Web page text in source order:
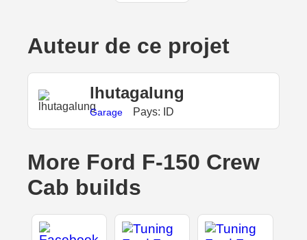
Auteur de ce projet
lhutagalung
Garage Pays: ID
More Ford F-150 Crew
Cab builds